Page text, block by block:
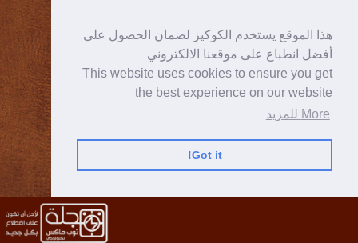
هذا الموقع يستخدم الكوكيز لضمان الحصول على
أفضل انطباع على موقعنا الالكتروني
This website uses cookies to ensure you get
the best experience on our website
More للمزيد
Got it!